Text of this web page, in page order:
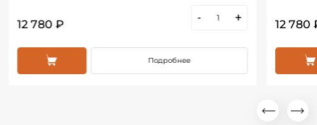
12 780 ₽
- +
Подробнее
12 780